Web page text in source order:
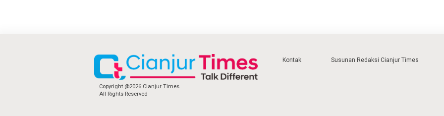
Copyright @2026 Cianjur Times
All Rights Reserved
Kontak Susunan Redaksi Cianjur Times